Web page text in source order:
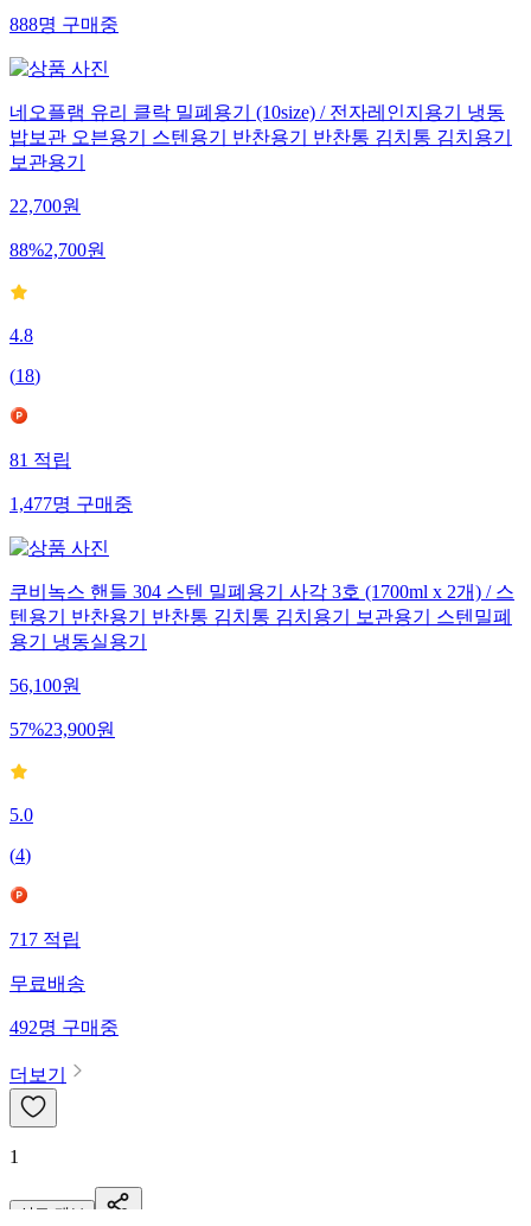
888명구매중
네오플램 유리 클락 밀폐용기 (10size) / 전자레인지용기 냉동
밥보관 오븐용기 스텐용기 반찬용기 반찬통 김치통 김치용기
보관용기
22,700원
88%2,700원
4.8
(18)
81적립
1,477명구매중
쿠비녹스 핸들 304 스텐 밀폐용기 사각 3호 (1700ml x 2개) / 스
텐용기 반찬용기 반찬통 김치통 김치용기 보관용기 스텐밀폐
용기 냉동실용기
56,100원
57%23,900원
5.0
(4)
717적립
무료배송
492명구매중
더보기
1